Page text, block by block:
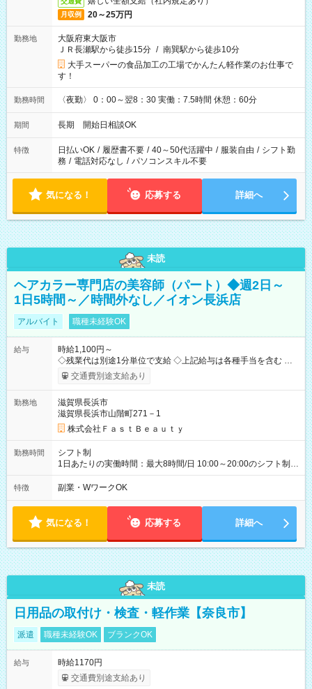
月収例 20～25万円
勤務地
大阪府東大阪市
ＪＲ長瀬駅から徒歩15分 / 南巽駅から徒歩10分
大手スーパーの食品加工の工場でかんたん軽作業のお仕事で
す！
勤務時間 〈夜勤〉 0：00～翌8：30 実働：7.5時間 休憩：60分
期間 長期 開始日相談OK
特徴 日払いOK / 履歴書不要 / 40～50代活躍中 / 服装自由 / シフト勤
務 / 電話対応なし / パソコンスキル不要
気になる！ 応募する 詳細へ
未読
ヘアカラー専門店の美容師（パート）◆週2日～
1日5時間～／時間外なし／イオン長浜店
アルバイト 職種未経験OK
給与
時給1,100円～
◇残業代は別途1分単位で支給 ◇上記給与は各種手当を含む ◇毎
月インセンティブポイント付与 ・店舗売上や入客人数などに応
じてインセンティブポイントを付与 ・ポイントは6ヶ月に一度引
理美容師手当あり 研修期間6ヶ月間は以下給与のみ変更あり 時
給1080円 ※交通費支給（全額支給） ※給与に関しては2025年度
の最低賃金を反映済み ※各都道府県の施行月より適応、入社時
期によっては変動の可能性あり 詳細は、採用担当へお問い合わ
交通費別途支給あり
勤務地
滋賀県長浜市
滋賀県長浜市山階町271－1
株式会社ＦａｓｔＢｅａｕｔｙ
勤務時間
シフト制
1日あたりの実働時間：最大8時間/日 10:00～20:00のシフト制
週2日～、1日5時間～OK シフトはご希望を伺いながら相談のう
え決定します 扶養内勤務・ダブルワークOK
特徴 副業・WワークOK
気になる！ 応募する 詳細へ
未読
日用品の取付け・検査・軽作業【奈良市】
派遣 職種未経験OK ブランクOK
給与
時給1170円
交通費別途支給あり